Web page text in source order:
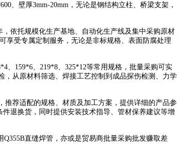
、壁厚3mm-20mm，无论是钢结构立柱、桥梁支架，
依托规模化生产基地、自动化生产线及集中采购原材
享受专属定制服务，无论是非标规格、表面防腐处理
159*6、219*8、325*12等常用规格，批量采购可实
，从原材料筛选、焊接工艺控制到成品探伤检测、力学
荐适配的规格、材质及加工方案，提供详细的产品参
退换货，同时提供安装技术指导、管材保养建议等增
直缝焊管，亦或是贸易商批量采购批发赚取差